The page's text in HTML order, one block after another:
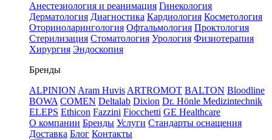
Анестезиология и реанимация Гинекология
Дерматология Диагностика Кардиология Косметология
Оториноларингология Офтальмология Проктология
Стерилизация Стоматология Урология Физиотерапия
Хирургия Эндоскопия
Бренды
ALPINION Aram Huvis ARTROMOT BALTON Bloodline
BOWA COMEN Deltalab Dixion Dr. Hönle Medizintechnik
ELEPS Ethicon Fazzini Fiocchetti GE Healthcare
О компании Бренды Услуги Стандарты оснащения
Доставка Блог Контакты